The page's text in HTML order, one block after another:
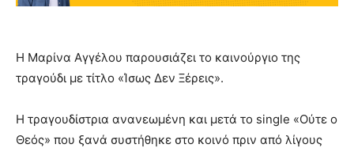
Η Μαρίνα Αγγέλου παρουσιάζει το καινούργιο της
τραγούδι με τίτλο «Ίσως Δεν Ξέρεις».
Η τραγουδίστρια ανανεωμένη και μετά το single «Ούτε ο
Θεός» που ξανά συστήθηκε στο κοινό πριν από λίγους